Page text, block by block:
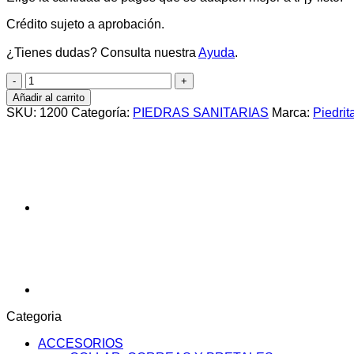
Crédito sujeto a aprobación.
¿Tienes dudas? Consulta nuestra Ayuda.
Monkcat
x
4kg
arena
Añadir al carrito
SKU: 1200 Categoría: PIEDRAS SANITARIAS Marca:
Categoria
ACCESORIOS